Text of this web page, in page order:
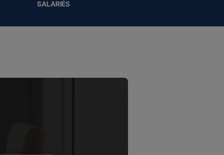
SALARIÉS